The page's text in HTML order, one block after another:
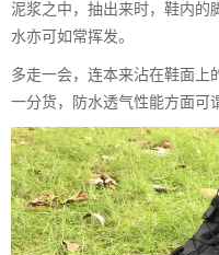
泥浆之中，抽出来时，鞋内的
水亦可如常挥发。
多走一会，连本来沾在鞋面上
一分货，防水透气性能方面可